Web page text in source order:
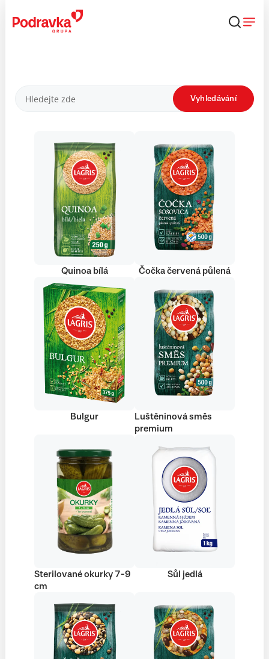
obsahu
Produkty Vyhledávání
Quinoa bílá Čočka červená půlená
Bulgur
Luštěninová směs
premium
Sterilované okurky 7-9
cm
Sůl jedlá